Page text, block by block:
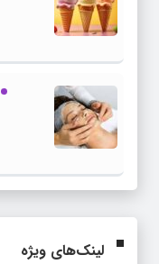
لینک‌های ویژه